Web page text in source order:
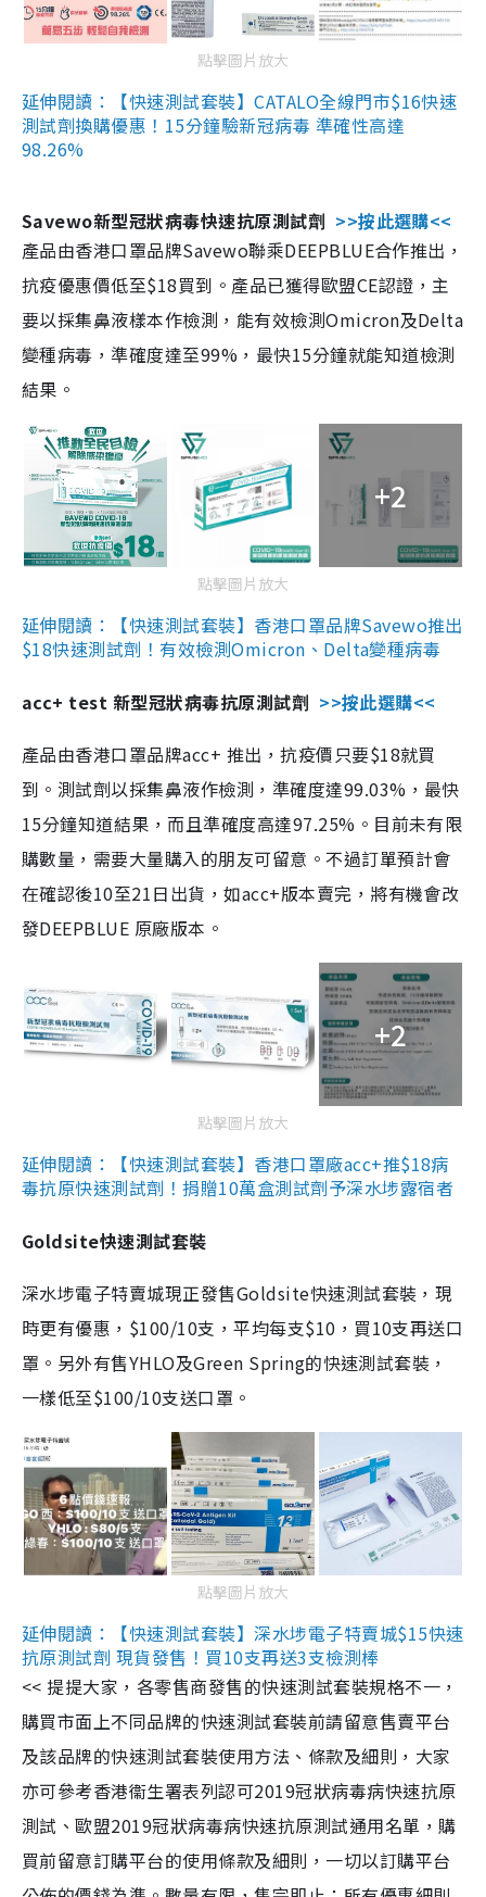
點擊圖片放大
延伸閱讀：【快速測試套裝】CATALO全線門市$16快速
測試劑換購優惠！15分鐘驗新冠病毒 準確性高達
98.26%
Savewo新型冠狀病毒快速抗原測試劑 >>按此選購<<
產品由香港口罩品牌Savewo聯乘DEEPBLUE合作推出，
抗疫優惠價低至$18買到。產品已獲得歐盟CE認證，主
要以採集鼻液樣本作檢測，能有效檢測Omicron及Delta
變種病毒，準確度達至99%，最快15分鐘就能知道檢測
結果。
+2
點擊圖片放大
延伸閱讀：【快速測試套裝】香港口罩品牌Savewo推出
$18快速測試劑！有效檢測Omicron、Delta變種病毒
acc+ test 新型冠狀病毒抗原測試劑 >>按此選購<<
產品由香港口罩品牌acc+ 推出，抗疫價只要$18就買
到。測試劑以採集鼻液作檢測，準確度達99.03%，最快
15分鐘知道結果，而且準確度高達97.25%。目前未有限
購數量，需要大量購入的朋友可留意。不過訂單預計會
在確認後10至21日出貨，如acc+版本賣完，將有機會改
發DEEPBLUE 原廠版本。
+2
點擊圖片放大
延伸閱讀：【快速測試套裝】香港口罩廠acc+推$18病
毒抗原快速測試劑！捐贈10萬盒測試劑予深水埗露宿者
Goldsite快速測試套裝
深水埗電子特賣城現正發售Goldsite快速測試套裝，現
時更有優惠，$100/10支，平均每支$10，買10支再送口
罩。另外有售YHLO及Green Spring的快速測試套裝，
一樣低至$100/10支送口罩。
點擊圖片放大
延伸閱讀：【快速測試套裝】深水埗電子特賣城$15快速
抗原測試劑 現貨發售！買10支再送3支檢測棒
<< 提提大家，各零售商發售的快速測試套裝規格不一，
購買市面上不同品牌的快速測試套裝前請留意售賣平台
及該品牌的快速測試套裝使用方法、條款及細則，大家
亦可參考香港衞生署表列認可2019冠狀病毒病快速抗原
測試、歐盟2019冠狀病毒病快速抗原測試通用名單，購
買前留意訂購平台的使用條款及細則，一切以訂購平台